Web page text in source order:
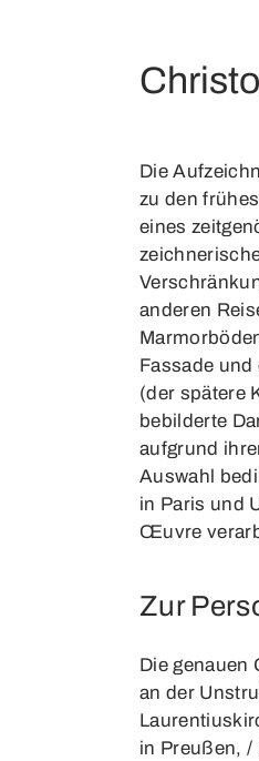
Die
zu den
eines
anderen
Fassade
(der spätere
bebilderte
aufgrund
Auswahl
in Paris und
Œuvre
Zur
Die genauen
an der
in Preußen, /